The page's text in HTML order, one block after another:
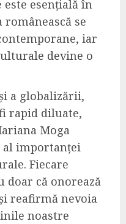
esențială în
se
iar
devine o
a globalizării,
rapid diluate,
Moga
al importanței
Fiecare
că onorează
reafirmă nevoia
noastre